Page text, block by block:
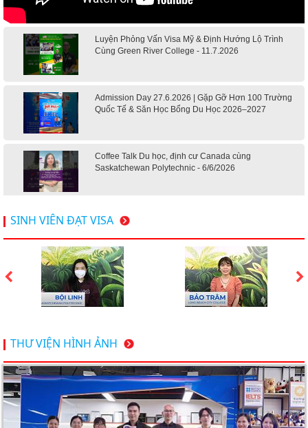
Luyện Phỏng Vấn Visa Mỹ & Định Hướng Lộ Trình
Cùng Green River College - 11.7.2026
Admission Day 27.6.2026 | Gặp Gỡ Hơn 100 Trường
Quốc Tế & Săn Học Bổng Du Học 2026–2027
Coffee Talk Du học, định cư Canada cùng
Saskatchewan Polytechnic - 6/6/2026
Hội thảo du học Mỹ 18.4.2026 - Đại học Mỹ học phí
dưới 20k/ năm
Du học Mỹ 2026 - Lấy bằng cử nhân lúc 20 tuổi cùng
chương trình High School Completion, Washington
bạn khám phá
Du học Mỹ năm 2026: Cơ hội học tập và trải nghiệm tại
nền giáo dục hàng đầu
SINH VIÊN ĐẠT VISA
THƯ VIỆN HÌNH ẢNH